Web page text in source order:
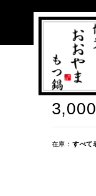
在庫： すべて